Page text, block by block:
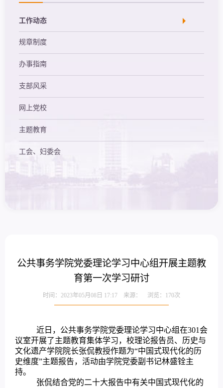
工作动态
规章制度
办事指南
支部风采
网上党校
主题教育
工会、妇委会
公共事务学院党委理论学习中心组开展主题教
育第一次学习研讨
时间：2023年05月08日 17:17 来源： 浏览： 170次
近日，公共事务学院党委理论学习中心组在301会
议室开展了主题教育集体学习，校理论报告员、历史与
文化遗产学院院长张侃教授作题为“中国式现代化的历
史维度”主题报告，活动由学院党委副书记林盛铨主
持。
张侃结合党的二十大报告中有关中国式现代化的